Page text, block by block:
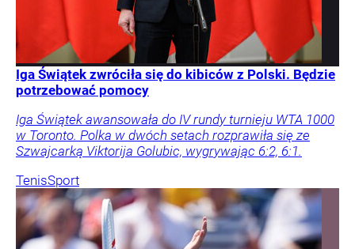
Iga Świątek zwróciła się do kibiców z Polski. Będzie
potrzebować pomocy
Iga Świątek awansowała do IV rundy turnieju WTA 1000
w Toronto. Polka w dwóch setach rozprawiła się ze
Szwajcarką Viktorija Golubic, wygrywając 6:2, 6:1.
TenisSport